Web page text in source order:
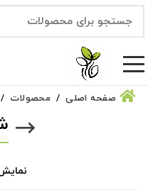
صفحه اصلی محصولات